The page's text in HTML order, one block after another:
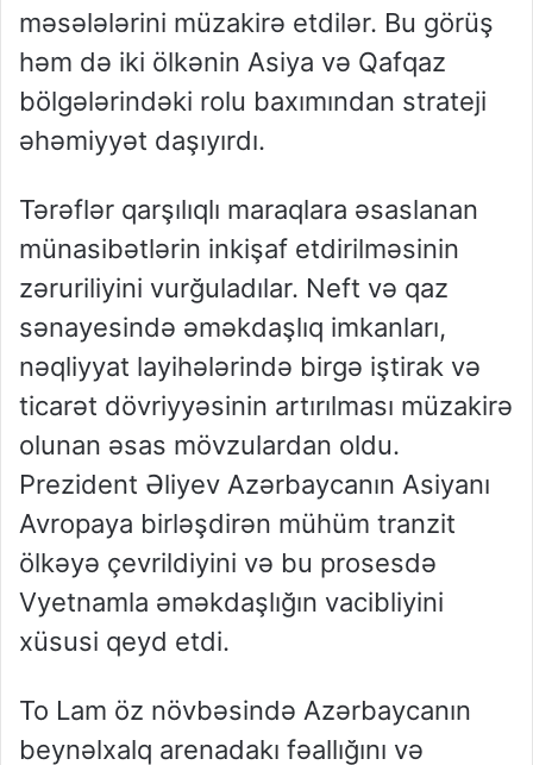
məsələlərini müzakirə etdilər. Bu görüş
həm də iki ölkənin Asiya və Qafqaz
bölgələrindəki rolu baxımından strateji
əhəmiyyət daşıyırdı.
Tərəflər qarşılıqlı maraqlara əsaslanan
münasibətlərin inkişaf etdirilməsinin
zəruriliyini vurğuladılar. Neft və qaz
sənayesində əməkdaşlıq imkanları,
nəqliyyat layihələrində birgə iştirak və
ticarət dövriyyəsinin artırılması müzakirə
olunan əsas mövzulardan oldu.
Prezident Əliyev Azərbaycanın Asiyanı
Avropaya birləşdirən mühüm tranzit
ölkəyə çevrildiyini və bu prosesdə
Vyetnamla əməkdaşlığın vacibliyini
xüsusi qeyd etdi.
To Lam öz növbəsində Azərbaycanın
beynəlxalq arenadakı fəallığını və